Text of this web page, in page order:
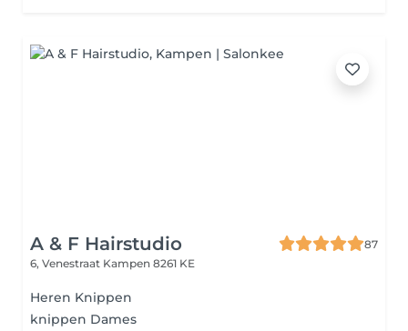
A & F Hairstudio
87
6, Venestraat Kampen 8261 KE
Heren Knippen
knippen Dames